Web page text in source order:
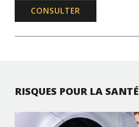
CONSULTER
RISQUES POUR LA SANTÉ